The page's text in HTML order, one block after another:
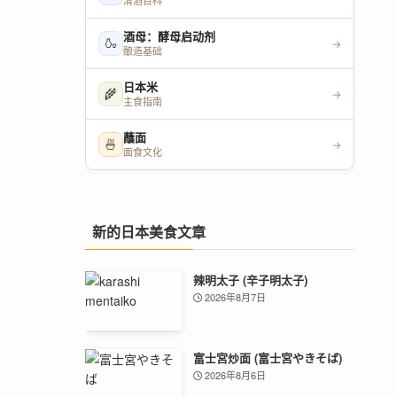
🍶 酒母：酵母启动剂
酿造基础
→
🌾 日本米
主食指南
→
🍜 蘸面
面食文化
→
新的日本美食文章
辣明太子 (辛子明太子)
2026年8月7日
富士宮炒面 (富士宮やきそば)
2026年8月6日